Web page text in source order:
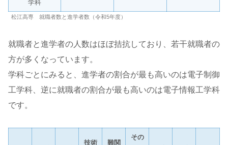
学科
松江高専 就職者数と進学者数（令和5年度）
就職者と進学者の人数はほぼ拮抗しており、若干就職者の
方が多くなっています。
学科ごとにみると、進学者の割合が最も高いのは電子制御
工学科、逆に就職者の割合が最も高いのは電子情報工学科
です。
技術
難関
その